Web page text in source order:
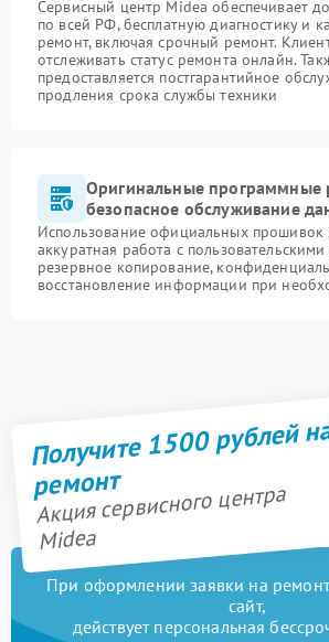
Сервисный центр Midea обеспечивает
по всей РФ, бесплатную диагностику и
ремонт, включая срочный ремонт.
отслеживать статус ремонта онлайн.
предоставляется постгарантийное
продления срока службы техники
Оригинальные программные
безопасное обслуживание
Использование официальных прошивок
аккуратная работа с
резервное копирование,
восстановление информации при
Получите 1500 рублей
ремонт
Акция сервисного центра
Midea
При оформлении заявки на
сайт,
действует персональная